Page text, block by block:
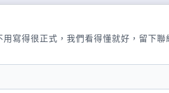
寫得很正式，我們看得懂就好，留下